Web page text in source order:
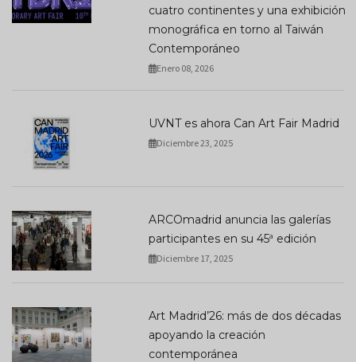
cuatro continentes y una exhibición
monográfica en torno al Taiwán
Contemporáneo
Enero 08, 2026
UVNT es ahora Can Art Fair Madrid
Diciembre 23, 2025
ARCOmadrid anuncia las galerías
participantes en su 45ª edición
Diciembre 17, 2025
Art Madrid’26: más de dos décadas
apoyando la creación
contemporánea